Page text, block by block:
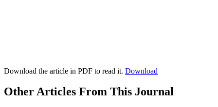
Download the article in PDF to read it. Download
Other Articles From This Journal